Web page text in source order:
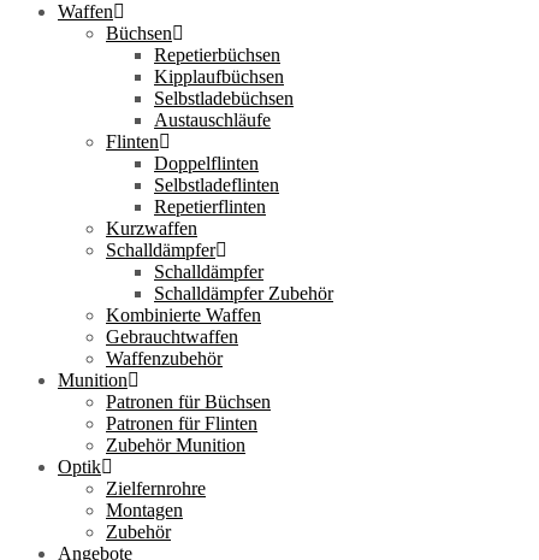
Waffen
Büchsen
Repetierbüchsen
Kipplaufbüchsen
Selbstladebüchsen
Austauschläufe
Flinten
Doppelflinten
Selbstladeflinten
Repetierflinten
Kurzwaffen
Schalldämpfer
Schalldämpfer
Schalldämpfer Zubehör
Kombinierte Waffen
Gebrauchtwaffen
Waffenzubehör
Munition
Patronen für Büchsen
Patronen für Flinten
Zubehör Munition
Optik
Zielfernrohre
Montagen
Zubehör
Angebote